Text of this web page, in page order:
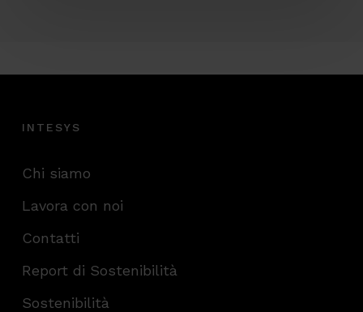
INTESYS
Chi siamo
Lavora con noi
Contatti
Report di Sostenibilità
Sostenibilità